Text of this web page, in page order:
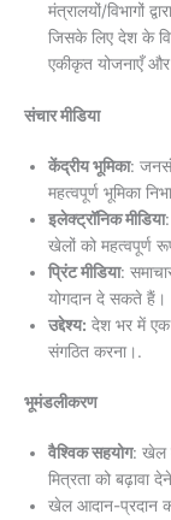
मंत्रालयों/विभागों
जिसके लिए देश के
एकीकृत योजनाएँ और
संचार मीडिया
केंद्रीय भूमिका:
महत्वपूर्ण भूमिका
इलेक्ट्रॉनिक मीडिया
खेलों को महत्वपूर्ण
प्रिंट मीडिया:
योगदान दे सकते हैं।
उद्देश्य: देश भर में एक
संगठित करना।.
भूमंडलीकरण
वैश्विक सहयोग: खेल
मित्रता को बढ़ावा
खेल आदान-प्रदान